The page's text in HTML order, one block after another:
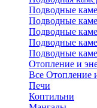
Подводные
Подводные
Подводные
Подводные
Подводные
Отопление и
Все Отопление
Печи
Коптильни